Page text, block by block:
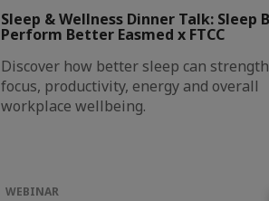
Sleep & Wellness Dinner Talk: Sleep
Perform Better Easmed x FTCC
Discover how better sleep can
focus, productivity, energy and overall
workplace wellbeing.
WEBINAR